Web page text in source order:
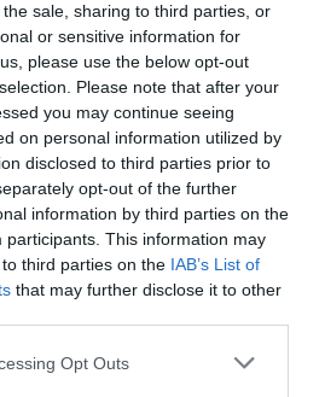
sale, sharing to third parties, or
or sensitive information for
please use the below opt-out
Please note that after your
you may continue seeing
on personal information utilized by
disclosed to third parties prior to
opt-out of the further
information by third parties on the
participants. This information may
third parties on the IAB’s List of
that may further disclose it to other
app uses one or more Google
Opt Outs
a tervek szerint 2023
kapuit. Egy éjszaka pedig
Ausztria legjobb
repülőgép,